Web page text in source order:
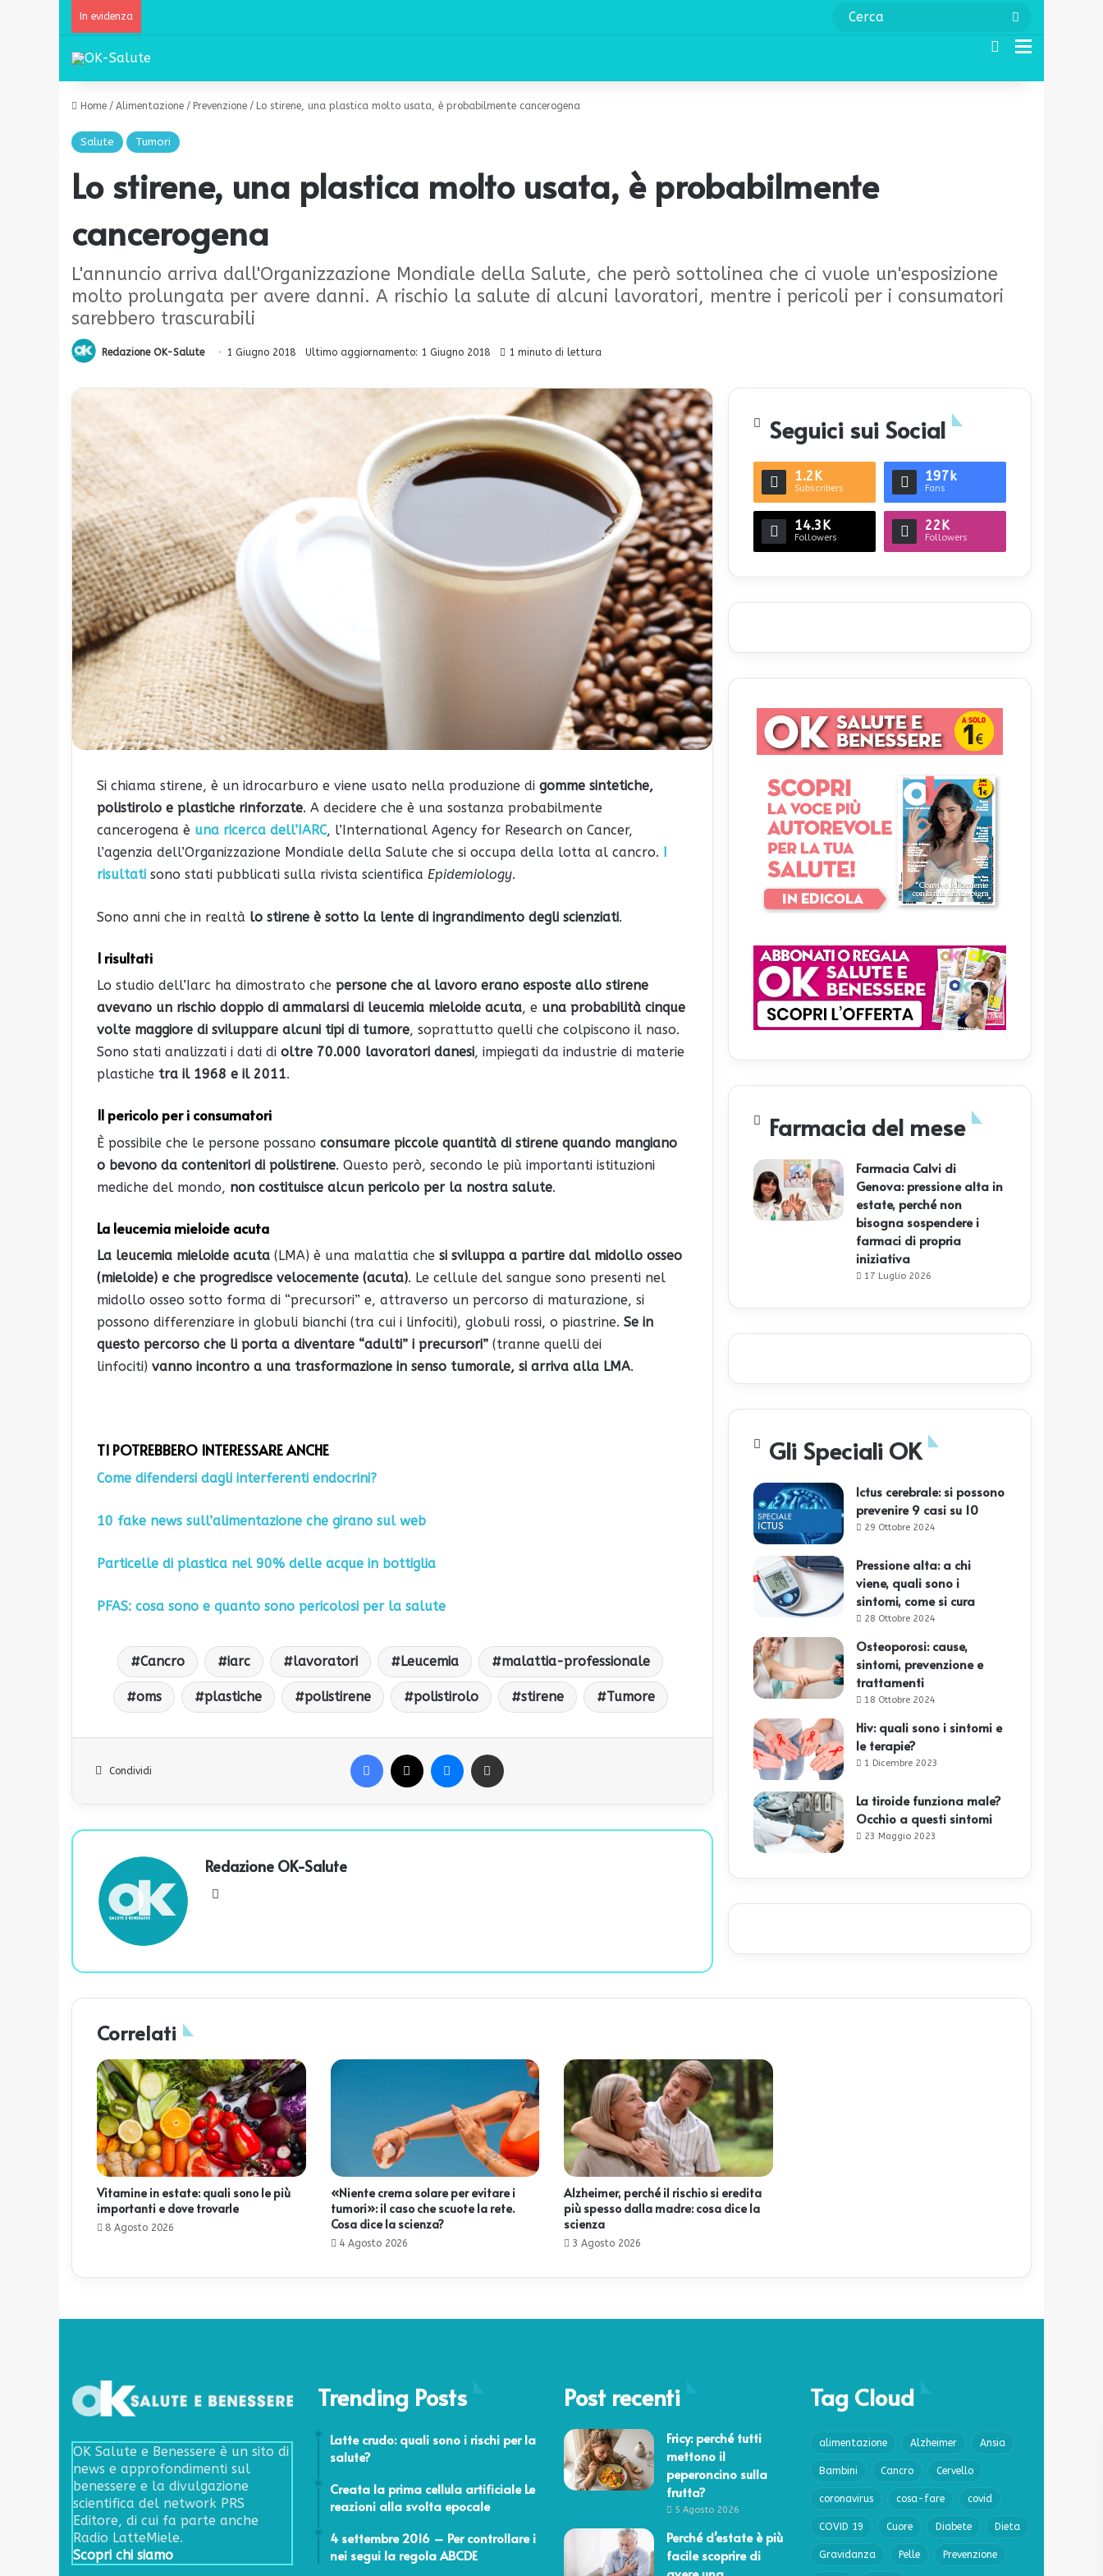
In evidenza
Cerca
Home / Alimentazione / Prevenzione / Lo stirene, una plastica molto usata, è probabilmente cancerogena
Salute Tumori
Lo stirene, una plastica molto usata, è probabilmente
cancerogena
L'annuncio arriva dall'Organizzazione Mondiale della Salute, che però sottolinea che ci vuole un'esposizione
molto prolungata per avere danni. A rischio la salute di alcuni lavoratori, mentre i pericoli per i consumatori
sarebbero trascurabili
Redazione OK-Salute 1 Giugno 2018 Ultimo aggiornamento: 1 Giugno 2018 1 minuto di lettura
Si chiama stirene, è un idrocarburo e viene usato nella produzione di gomme sintetiche,
polistirolo e plastiche rinforzate. A decidere che è una sostanza probabilmente
cancerogena è una ricerca dell’IARC, l’International Agency for Research on Cancer,
l’agenzia dell’Organizzazione Mondiale della Salute che si occupa della lotta al cancro. I
risultati sono stati pubblicati sulla rivista scientifica Epidemiology.
Sono anni che in realtà lo stirene è sotto la lente di ingrandimento degli scienziati.
I risultati
Lo studio dell’Iarc ha dimostrato che persone che al lavoro erano esposte allo stirene
avevano un rischio doppio di ammalarsi di leucemia mieloide acuta, e una probabilità cinque
volte maggiore di sviluppare alcuni tipi di tumore, soprattutto quelli che colpiscono il naso.
Sono stati analizzati i dati di oltre 70.000 lavoratori danesi, impiegati da industrie di materie
plastiche tra il 1968 e il 2011.
Il pericolo per i consumatori
È possibile che le persone possano consumare piccole quantità di stirene quando mangiano
o bevono da contenitori di polistirene. Questo però, secondo le più importanti istituzioni
mediche del mondo, non costituisce alcun pericolo per la nostra salute.
La leucemia mieloide acuta
La leucemia mieloide acuta (LMA) è una malattia che si sviluppa a partire dal midollo osseo
(mieloide) e che progredisce velocemente (acuta). Le cellule del sangue sono presenti nel
midollo osseo sotto forma di “precursori” e, attraverso un percorso di maturazione, si
possono differenziare in globuli bianchi (tra cui i linfociti), globuli rossi, o piastrine. Se in
questo percorso che li porta a diventare “adulti” i precursori” (tranne quelli dei
linfociti) vanno incontro a una trasformazione in senso tumorale, si arriva alla LMA.
TI POTREBBERO INTERESSARE ANCHE
Come difendersi dagli interferenti endocrini?
10 fake news sull’alimentazione che girano sul web
Particelle di plastica nel 90% delle acque in bottiglia
PFAS: cosa sono e quanto sono pericolosi per la salute
Cancro iarc lavoratori Leucemia malattia-professionale
oms plastiche polistirene polistirolo stirene Tumore
Condividi
Redazione OK-Salute
Seguici sui Social
1.2K
Subscribers
197k
Fans
14.3K
Followers
22K
Followers
Farmacia del mese
Farmacia Calvi di
Genova: pressione alta in
estate, perché non
bisogna sospendere i
farmaci di propria
iniziativa
17 Luglio 2026
Gli Speciali OK
Ictus cerebrale: si possono
prevenire 9 casi su 10
29 Ottobre 2024
Pressione alta: a chi
viene, quali sono i
sintomi, come si cura
28 Ottobre 2024
Osteoporosi: cause,
sintomi, prevenzione e
trattamenti
18 Ottobre 2024
Hiv: quali sono i sintomi e
le terapie?
1 Dicembre 2023
La tiroide funziona male?
Occhio a questi sintomi
23 Maggio 2023
Correlati
Vitamine in estate: quali sono le più
importanti e dove trovarle
8 Agosto 2026
«Niente crema solare per evitare i
tumori»: il caso che scuote la rete.
Cosa dice la scienza?
4 Agosto 2026
Alzheimer, perché il rischio si eredita
più spesso dalla madre: cosa dice la
scienza
3 Agosto 2026
OK Salute e Benessere è un sito di
news e approfondimenti sul
benessere e la divulgazione
scientifica del network PRS
Editore, di cui fa parte anche
Radio LatteMiele.
Scopri chi siamo
Trending Posts
Latte crudo: quali sono i rischi per la
salute?
Creata la prima cellula artificiale Le
reazioni alla svolta epocale
4 settembre 2016 – Per controllare i
nei segui la regola ABCDE
Post recenti
Fricy: perché tutti
mettono il
peperoncino sulla
frutta?
5 Agosto 2026
Perché d’estate è più
facile scoprire di
Tag Cloud
alimentazione Alzheimer Ansia
Bambini Cancro Cervello
coronavirus cosa-fare covid
COVID 19 Cuore Diabete Dieta
Gravidanza Pelle Prevenzione